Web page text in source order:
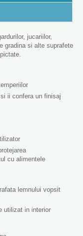
jucariilor,
gradina si alte suprafete
ii confera un finisaj
cu alimentele
lemnului vopsit
utilizat in interior